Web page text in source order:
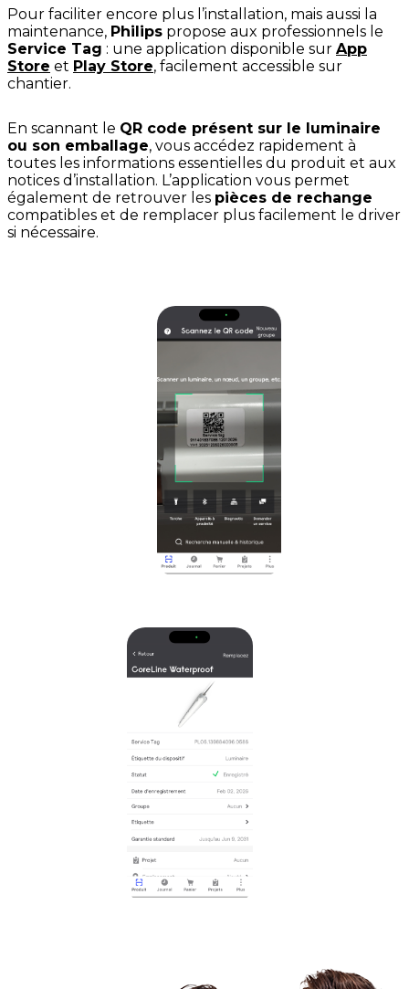
Pour faciliter encore plus l’installation, mais aussi la
maintenance, Philips propose aux professionnels le
Service Tag : une application disponible sur App
Store et Play Store, facilement accessible sur
chantier.
En scannant le QR code présent sur le luminaire
ou son emballage, vous accédez rapidement à
toutes les informations essentielles du produit et aux
notices d’installation. L’application vous permet
également de retrouver les pièces de rechange
compatibles et de remplacer plus facilement le driver
si nécessaire.